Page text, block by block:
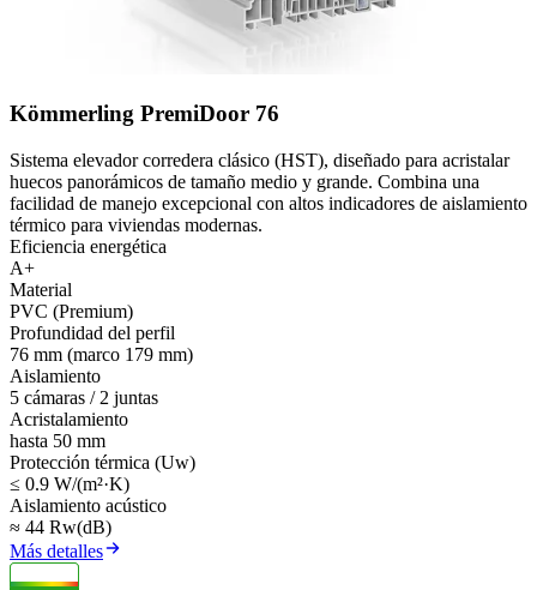
Kömmerling PremiDoor 76
Sistema elevador corredera clásico (HST), diseñado para acristalar
huecos panorámicos de tamaño medio y grande. Combina una
facilidad de manejo excepcional con altos indicadores de aislamiento
térmico para viviendas modernas.
Eficiencia energética
A+
Material
PVC (Premium)
Profundidad del perfil
76 mm (marco 179 mm)
Aislamiento
5 cámaras / 2 juntas
Acristalamiento
hasta 50 mm
Protección térmica (Uw)
≤ 0.9 W/(m²·K)
Aislamiento acústico
≈ 44 Rw(dB)
Más detalles